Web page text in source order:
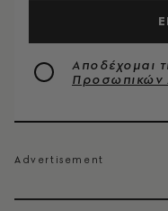
Αποδέχομαι
Προσωπικών